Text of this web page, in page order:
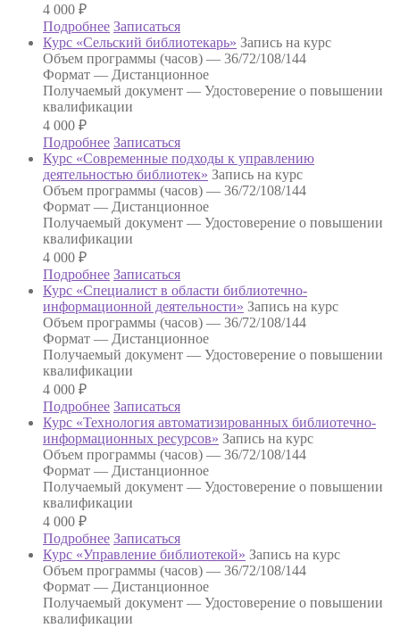
4 000 ₽
Подробнее Записаться
Курс «Сельский библиотекарь» Запись на курс
Объем программы (часов) — 36/72/108/144
Формат — Дистанционное
Получаемый документ — Удостоверение о повышении
квалификации
4 000 ₽
Подробнее Записаться
Курс «Современные подходы к управлению
деятельностью библиотек» Запись на курс
Объем программы (часов) — 36/72/108/144
Формат — Дистанционное
Получаемый документ — Удостоверение о повышении
квалификации
4 000 ₽
Подробнее Записаться
Курс «Специалист в области библиотечно-
информационной деятельности» Запись на курс
Объем программы (часов) — 36/72/108/144
Формат — Дистанционное
Получаемый документ — Удостоверение о повышении
квалификации
4 000 ₽
Подробнее Записаться
Курс «Технология автоматизированных библиотечно-
информационных ресурсов» Запись на курс
Объем программы (часов) — 36/72/108/144
Формат — Дистанционное
Получаемый документ — Удостоверение о повышении
квалификации
4 000 ₽
Подробнее Записаться
Курс «Управление библиотекой» Запись на курс
Объем программы (часов) — 36/72/108/144
Формат — Дистанционное
Получаемый документ — Удостоверение о повышении
квалификации